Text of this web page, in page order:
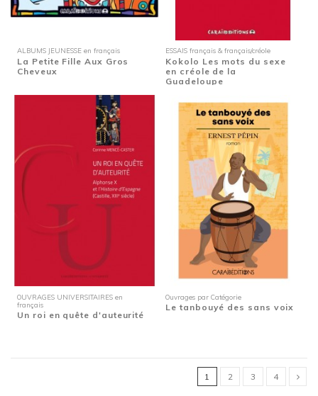
ALBUMS JEUNESSE en français
La Petite Fille Aux Gros
Cheveux
ESSAIS français & français/créole
Kokolo Les mots du sexe
en créole de la
Guadeloupe
OUVRAGES UNIVERSITAIRES en
français
Un roi en quête d'auteurité
Ouvrages par Catégorie
Le tanbouyé des sans voix
1 2 3 4